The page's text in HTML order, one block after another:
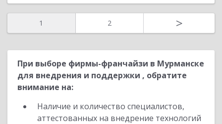
1 2 >
При выборе фирмы-франчайзи в Мурманске
для внедрения и поддержки , обратите
внимание на:
Наличие и количество специалистов,
аттестованных на внедрение технологий